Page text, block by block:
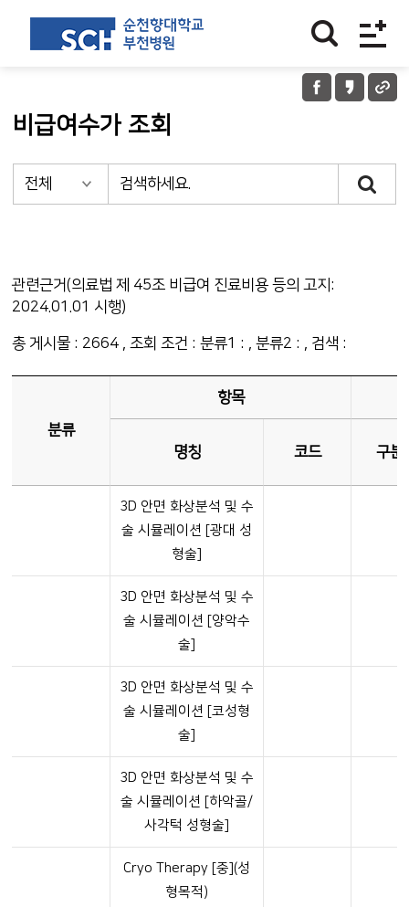
비급여수가 조회
관련근거(의료법 제 45조 비급여 진료비용 등의 고지:
2024.01.01 시행)
총 게시물 : 2664 , 조회 조건 : 분류1 : , 분류2 : , 검색 :
분류
항목
명칭 코드 구분
3D 안면 화상분석 및 수
술 시뮬레이션 [광대 성
형술]
3D 안면 화상분석 및 수
술 시뮬레이션 [양악수
술]
3D 안면 화상분석 및 수
술 시뮬레이션 [코성형
술]
3D 안면 화상분석 및 수
술 시뮬레이션 [하악골/
사각턱 성형술]
Cryo Therapy [중](성
형목적)